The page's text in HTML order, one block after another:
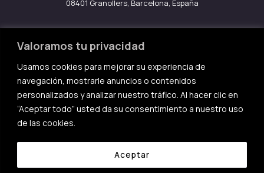
Valoramos tu privacidad
Usamos cookies para mejorar su experiencia de
navegación, mostrarle anuncios o contenidos
personalizados y analizar nuestro tráfico. Al hacer clic en
“Aceptar todo” usted da su consentimiento a nuestro uso
de las cookies.
Aceptar
08401 Granollers, Barcelona, España
Aviso legal
Política de Cookies
Política de privacidad